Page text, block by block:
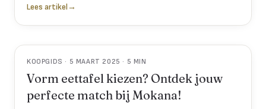
Lees artikel→
KOOPGIDS · 5 MAART 2025 · 5 MIN
Vorm eettafel kiezen? Ontdek jouw
perfecte match bij Mokana!